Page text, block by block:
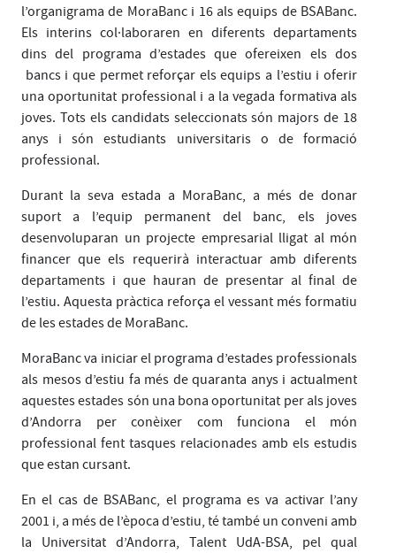
l’organigrama de MoraBanc i 16 als equips de BSABanc.
Els interins col·laboraren en diferents departaments
dins del programa d’estades que ofereixen els dos
bancs i que permet reforçar els equips a l’estiu i oferir
una oportunitat professional i a la vegada formativa als
joves. Tots els candidats seleccionats són majors de 18
anys i són estudiants universitaris o de formació
professional.
Durant la seva estada a MoraBanc, a més de donar
suport a l’equip permanent del banc, els joves
desenvoluparan un projecte empresarial lligat al món
financer que els requerirà interactuar amb diferents
departaments i que hauran de presentar al final de
l’estiu. Aquesta pràctica reforça el vessant més formatiu
de les estades de MoraBanc.
MoraBanc va iniciar el programa d’estades professionals
als mesos d’estiu fa més de quaranta anys i actualment
aquestes estades són una bona oportunitat per als joves
d’Andorra per conèixer com funciona el món
professional fent tasques relacionades amb els estudis
que estan cursant.
En el cas de BSABanc, el programa es va activar l’any
2001 i, a més de l’època d’estiu, té també un conveni amb
la Universitat d’Andorra, Talent UdA-BSA, pel qual